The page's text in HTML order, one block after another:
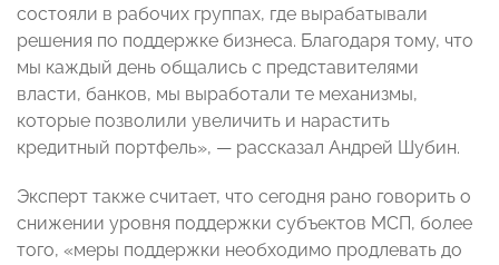
состояли в рабочих группах, где вырабатывали
решения по поддержке бизнеса. Благодаря тому, что
мы каждый день общались с представителями
власти, банков, мы выработали те механизмы,
которые позволили увеличить и нарастить
кредитный портфель», — рассказал Андрей Шубин.
Эксперт также считает, что сегодня рано говорить о
снижении уровня поддержки субъектов МСП, более
того, «меры поддержки необходимо продлевать до